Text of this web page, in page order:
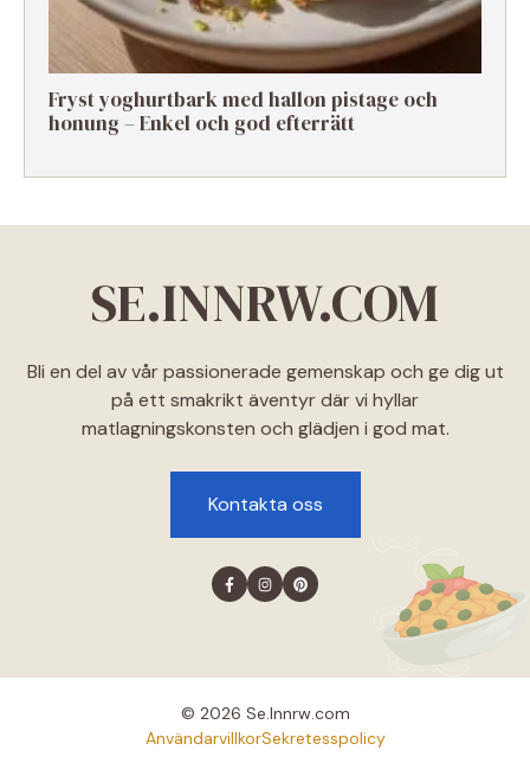
Fryst yoghurtbark med hallon pistage och
honung – Enkel och god efterrätt
SE.INNRW.COM
Bli en del av vår passionerade gemenskap och ge dig ut
på ett smakrikt äventyr där vi hyllar
matlagningskonsten och glädjen i god mat.
Kontakta oss
© 2026 Se.lnnrw.com
AnvändarvillkorSekretesspolicy